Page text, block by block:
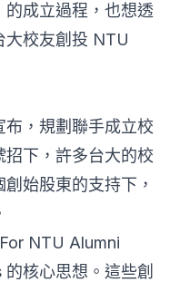
成立過程，也想透
大校友創投 NTU
，規劃聯手成立校
下，許多台大的校
始股東的支持下，
NTU Alumni
核心思想。這些創